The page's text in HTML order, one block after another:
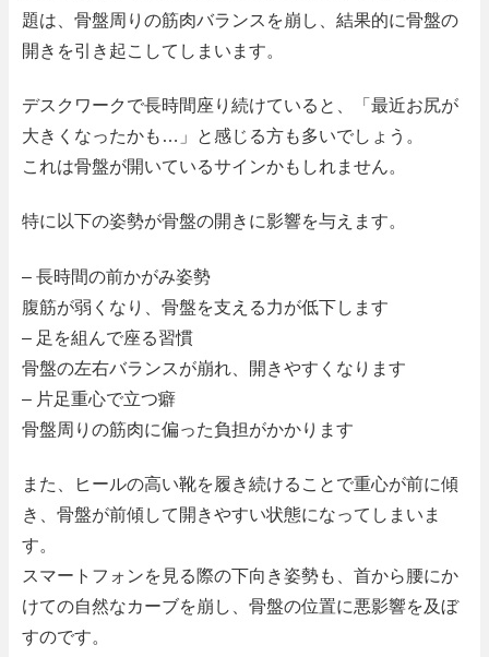
題は、骨盤周りの筋肉バランスを崩し、結果的に骨盤の
開きを引き起こしてしまいます。
デスクワークで長時間座り続けていると、「最近お尻が
大きくなったかも…」と感じる方も多いでしょう。
これは骨盤が開いているサインかもしれません。
特に以下の姿勢が骨盤の開きに影響を与えます。
– 長時間の前かがみ姿勢
腹筋が弱くなり、骨盤を支える力が低下します
– 足を組んで座る習慣
骨盤の左右バランスが崩れ、開きやすくなります
– 片足重心で立つ癖
骨盤周りの筋肉に偏った負担がかかります
また、ヒールの高い靴を履き続けることで重心が前に傾
き、骨盤が前傾して開きやすい状態になってしまいま
す。
スマートフォンを見る際の下向き姿勢も、首から腰にか
けての自然なカーブを崩し、骨盤の位置に悪影響を及ぼ
すのです。